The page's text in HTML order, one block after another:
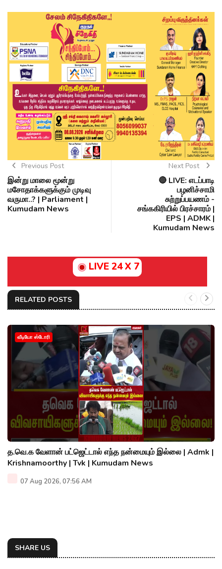
Previous Post
இன்று மாலை மூன்று
மசோதாக்களுக்கும் முடிவு
வருமா..? | Parliament |
Kumudam News
Next Post
🔴 LIVE: எடப்பாடி
பழனிச்சாமி
சுற்றுப்பயணம் -
சங்ககிரியில் பிரச்சாரம் |
EPS | ADMK |
Kumudam News
LIVE 24 X 7
RELATED POSTS
வீடியோ ஸ்டோரி
த.வெ.க வேளான் பட்ஜெட்டால் எந்த நன்மையும் இல்லை | Admk |
Krishnamoorthy | Tvk | Kumudam News
07 Aug 2026, 07:56 AM
SHARE US